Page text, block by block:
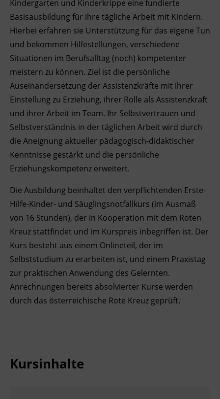
Ingenieurzertifizierung
Deutsch und Integration
Akademisches Studienzentrum
Digitales Lernen
BFI Reutte
BFI Schwaz
Kindergarten und Kinderkrippe eine fundierte
Basisausbildung für ihre tägliche Arbeit mit Kindern.
Hierbei erfahren sie Unterstützung für das eigene Tun
und bekommen Hilfestellungen, verschiedene
Situationen im Berufsalltag (noch) kompetenter
meistern zu können. Ziel ist die persönliche
Auseinandersetzung der Assistenzkräfte mit ihrer
Einstellung zu Erziehung, ihrer Rolle als Assistenzkraft
und ihrer Arbeit im Team. Ihr Selbstvertrauen und
Selbstverständnis in der täglichen Arbeit wird durch
die Aneignung aktueller pädagogisch-didaktischer
Kenntnisse gestärkt und die persönliche
Erziehungskompetenz erweitert.
Die Ausbildung beinhaltet den verpflichtenden Erste-
Hilfe-Kinder- und Säuglingsnotfallkurs (im Ausmaß
von 16 Stunden), der in Kooperation mit dem Roten
Kreuz stattfindet und im Kurspreis inbegriffen ist. Der
Kurs besteht aus einem Onlineteil, der im
Selbststudium zu erarbeiten ist, und einem Praxistag
zur praktischen Anwendung des Gelernten.
Anrechnungen bereits absolvierter Kurse werden
durch das österreichische Rote Kreuz geprüft.
Kursinhalte